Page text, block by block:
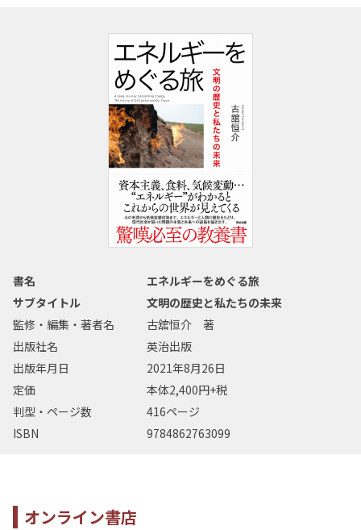
書名
エネルギーをめぐる旅
サブタイトル
文明の歴史と私たちの未来
監修・編集・著者名
古舘恒介 著
出版社名
英治出版
出版年月日
2021年8月26日
定価
本体2,400円+税
判型・ページ数
416ページ
ISBN
9784862763099
オンライン書店